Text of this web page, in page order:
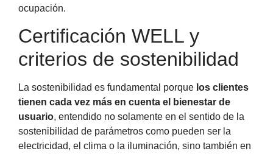
ocupación.
Certificación WELL y
criterios de sostenibilidad
La sostenibilidad es fundamental porque los clientes
tienen cada vez más en cuenta el bienestar de
usuario, entendido no solamente en el sentido de la
sostenibilidad de parámetros como pueden ser la
electricidad, el clima o la iluminación, sino también en